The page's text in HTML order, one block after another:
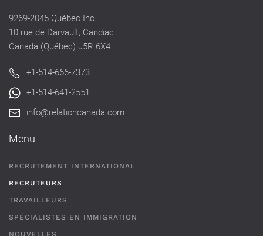
9269-2045 Québec Inc.
10 rue de Darvault, Candiac
Canada (Québec) J5R 6X4
+1-514-666-7373
+1-514-641-2551
info@relationcanada.com
Menu
RECRUTEMENT INTERNATIONAL
RECRUTEURS
TRAVAILLEURS
SPÉCIALISTES EN IMMIGRATION
NOUVELLES